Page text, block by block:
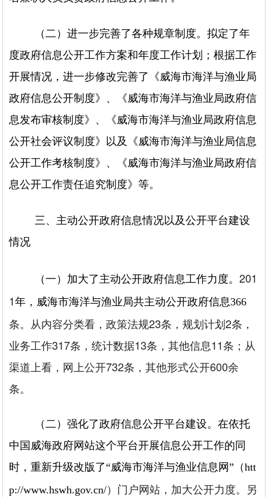
（二）进一步完善了各种规章制度。拟定了年
度政府信息公开工作方案和年度工作计划；根据工作
开展情况，进一步修改完善了《威海市海洋与渔业局
政府信息公开制度》、《威海市海洋与渔业局政府信
息发布审核制度》、《威海市海洋与渔业局政府信息
公开社会评议制度》以及《威海市海洋与渔业局信息
公开工作考核制度》、《威海市海洋与渔业局政府信
息公开工作责任追究制度》等。
三、主动公开政府信息情况以及公开平台建设
情况
（一）加大了主动公开政府信息工作力度。201
1年，威海市海洋与渔业局共主动公开政府信息366
条。从内容分类看，政策法规23条，规划计划2条，
业务工作317条，统计数据13条，其他信息11条；从
渠道上看，网上公开732条，其他形式公开600余
条。
（二）强化了政府信息公开平台建设。在依托
中国威海政府网站这个平台开展信息公开工作的同
时，重新升级改版了“威海市海洋与渔业信息网”（htt
p://www.hswh.gov.cn/）门户网站，加大公开力度。另